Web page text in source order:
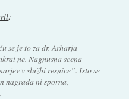
:
se je to za dr. Arharja
ne. Nagnusna scena
v službi resnice”. Isto se
nagrada ni sporna,